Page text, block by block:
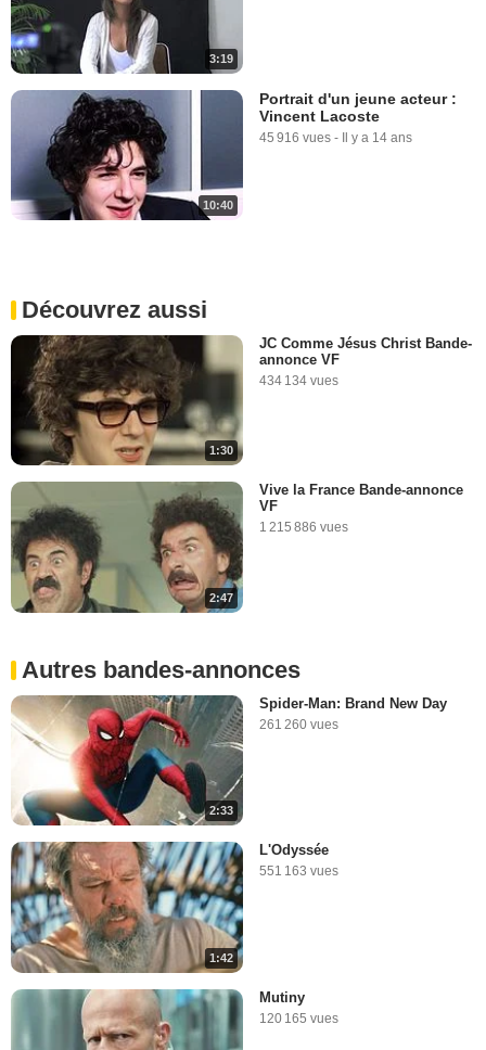
3:19
10:40
Portrait d'un jeune acteur :
Vincent Lacoste
45 916 vues - Il y a 14 ans
Découvrez aussi
1:30
JC Comme Jésus Christ Bande-
annonce VF
434 134 vues
2:47
Vive la France Bande-annonce
VF
1 215 886 vues
Autres bandes-annonces
2:33
Spider-Man: Brand New Day
261 260 vues
1:42
L'Odyssée
551 163 vues
Mutiny
120 165 vues